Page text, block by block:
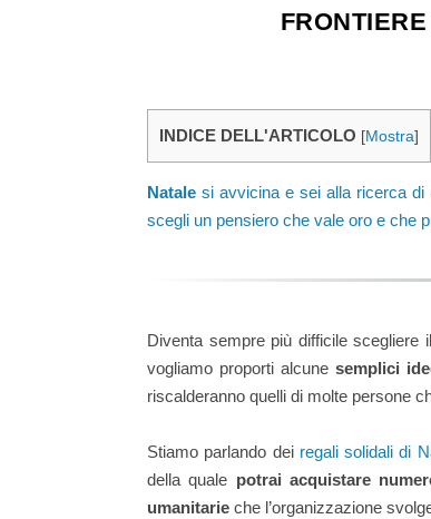
INDICE DELL'ARTICOLO [Mostra]
Natale si avvicina e sei alla ricerca di
scegli un pensiero che vale oro e che
Diventa sempre più difficile scegliere il
vogliamo proporti alcune semplici
riscalderanno quelli di molte persone
Stiamo parlando dei regali solidali di
della quale potrai acquistare
umanitarie che l’organizzazione